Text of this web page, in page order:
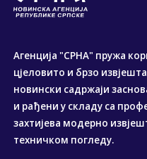
Агенција "СРНА" пружа
цјеловито и брзо
новински садржаји
и рађени у складу са
захтијева модерно
техничком погледу.